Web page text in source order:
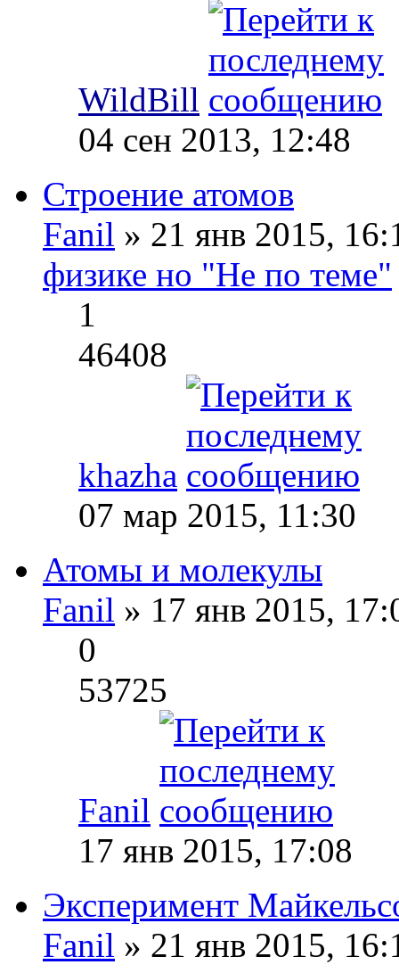
WildBill
04 сен 2013, 12:48
Строение атомов
Fanil » 21 янв 2015,
физике но "Не по теме"
1
46408
khazha
07 мар 2015, 11:30
Атомы и молекулы
Fanil » 17 янв 2015,
0
53725
Fanil
17 янв 2015, 17:08
Эксперимент
Fanil » 21 янв 2015,